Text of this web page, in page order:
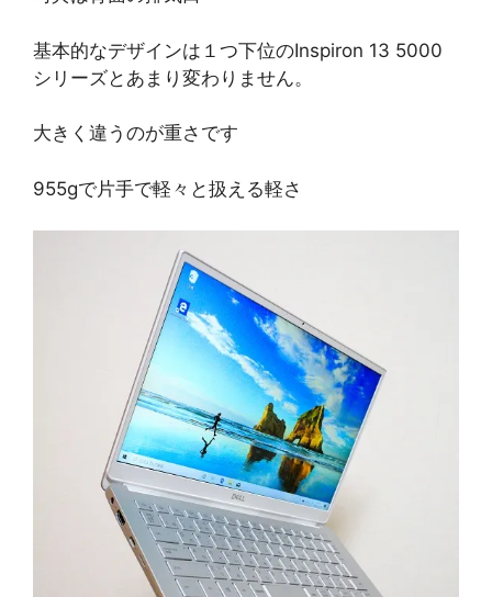
基本的なデザインは１つ下位のInspiron 13 5000
シリーズとあまり変わりません。
大きく違うのが重さです
955gで片手で軽々と扱える軽さ